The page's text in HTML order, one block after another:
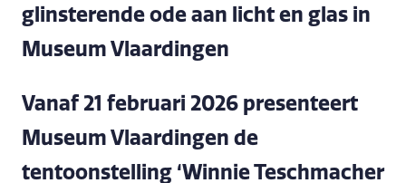
glinsterende ode aan licht en glas in
Museum Vlaardingen
Vanaf 21 februari 2026 presenteert
Museum Vlaardingen de
tentoonstelling ‘Winnie Teschmacher